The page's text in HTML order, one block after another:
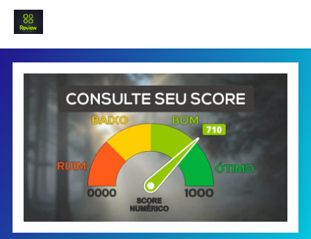
INICIO
Termo e Condições
Política Privacidade
SOBRE NÓS